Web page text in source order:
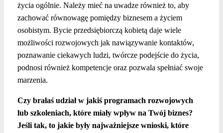
życia ogólnie. Należy mieć na uwadze również to, aby
zachować równowagę pomiędzy biznesem a życiem
osobistym. Bycie przedsiębiorczą kobietą daje wiele
możliwości rozwojowych jak nawiązywanie kontaktów,
poznawanie ciekawych ludzi, twórcze podejście do życia,
podnosi również kompetencje oraz pozwala spełniać swoje
marzenia.
Czy brałaś udział w jakiś programach rozwojowych
lub szkoleniach, które miały wpływ na Twój biznes?
Jeśli tak, to jakie były najważniejsze wnioski, które